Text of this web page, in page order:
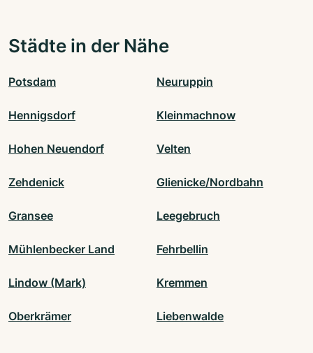
Städte in der Nähe
Potsdam Neuruppin
Hennigsdorf Kleinmachnow
Hohen Neuendorf Velten
Zehdenick Glienicke/Nordbahn
Gransee Leegebruch
Mühlenbecker Land Fehrbellin
Lindow (Mark) Kremmen
Oberkrämer Liebenwalde